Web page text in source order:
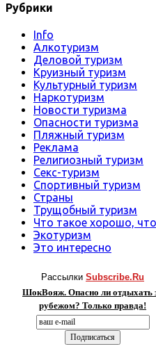
Рубрики
Info
Алкотуризм
Деловой туризм
Круизный туризм
Культурный туризм
Наркотуризм
Новости туризма
Опасности туризма
Пляжный туризм
Реклама
Религиозный туризм
Секс-туризм
Спортивный туризм
Страны
Трущобный туризм
Что такое хорошо,
Экотуризм
Это интересно
Рассылки Subscribe.Ru
ШокВояж. Опасно ли отдыхать
рубежом? Только правда!